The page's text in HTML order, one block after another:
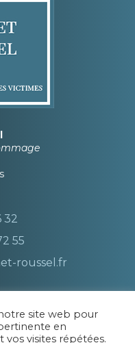
32
55
roussel.fr
aux seuls
de spécialisation,
site web pour
en
visites répétées.